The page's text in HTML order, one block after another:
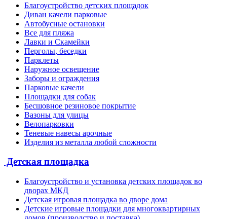
Благоустройство детских площадок
Диван качели парковые
Автобусные остановки
Все для пляжа
Лавки и Скамейки
Перголы, беседки
Парклеты
Наружное освещение
Заборы и ограждения
Парковые качели
Площадки для собак
Бесшовное резиновое покрытие
Вазоны для улицы
Велопарковки
Теневые навесы арочные
Изделия из металла любой сложности
Детская площадка
Благоустройство и установка детских площадок во
дворах МКД
Детская игровая площадка во дворе дома
Детские игровые площадки для многоквартирных